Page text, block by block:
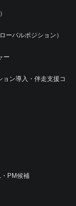
ーバルポジション）
ー
ョン導入・伴走支援コ
・PM候補